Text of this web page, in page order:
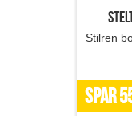
Stilren
SPAR